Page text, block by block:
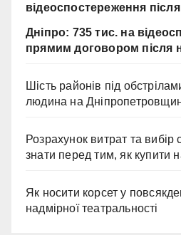
відеоспостереження після
Дніпро: 735 тис. на
прямим договором після
Шість районів під
людина на
Розрахунок витрат та вибір
знати перед тим, як купити
Як носити корсет у
надмірної театральності